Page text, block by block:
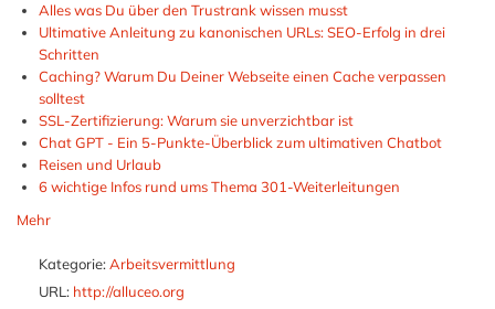
Alles was Du über den Trustrank wissen musst
Ultimative Anleitung zu kanonischen URLs: SEO-Erfolg in drei
Schritten
Caching? Warum Du Deiner Webseite einen Cache verpassen
solltest
SSL-Zertifizierung: Warum sie unverzichtbar ist
Chat GPT - Ein 5-Punkte-Überblick zum ultimativen Chatbot
Reisen und Urlaub
6 wichtige Infos rund ums Thema 301-Weiterleitungen
Mehr
Kategorie: Arbeitsvermittlung
URL: http://alluceo.org